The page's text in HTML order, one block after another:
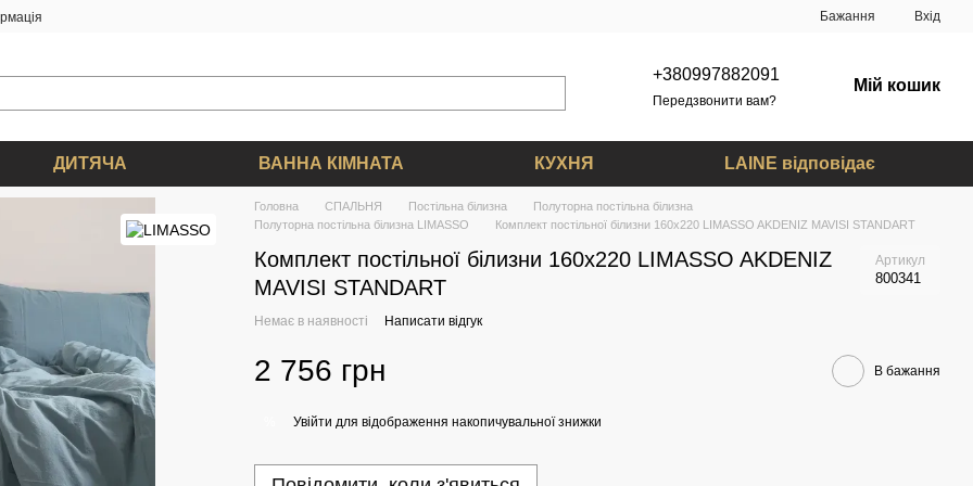
Бажання Вхід
+380997882091
Передзвонити вам?
Мій кошик
ДИТЯЧА ВАННА КІМНАТА КУХНЯ LAINE відповідає
Головна СПАЛЬНЯ Постільна білизна
Полуторна постільна білизна
Полуторна постільна білизна LIMASSO
Комплект постільної білизни 160x220 LIMASSO AKDENIZ MAVISI STANDART
Комплект постільної білизни 160x220 LIMASSO AKDENIZ
MAVISI STANDART
Артикул
800341
Немає в наявності Написати відгук
2 756 грн В бажання
Увійти для відображення накопичувальної знижки